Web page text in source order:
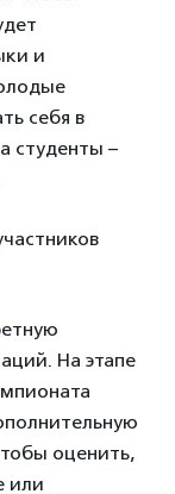
и
себя в
студенты –
На этапе
оценить,
или